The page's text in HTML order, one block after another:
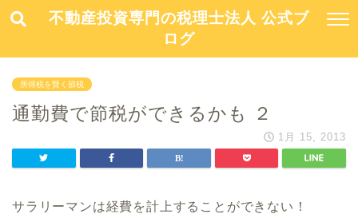
不動産投資専門の税理士法人 公式ブ
ログ
所得税を賢く節税
通勤費で節税ができるかも ２
1月 15, 2013
サラリーマンは経費を計上することができない！